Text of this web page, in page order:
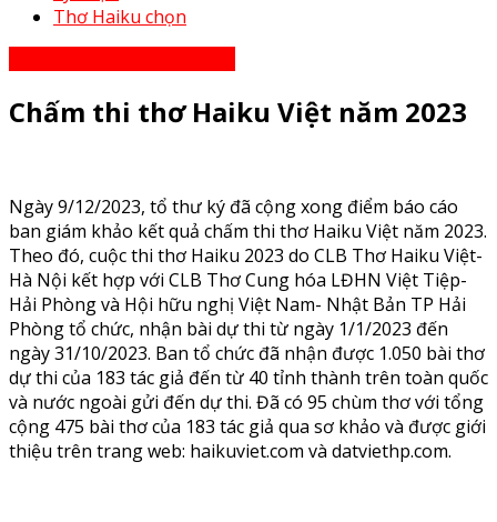
Thơ Haiku chọn
Chấm thi thơ Haiku Việt năm 2023
Ngày 9/12/2023, tổ thư ký đã cộng xong điểm báo cáo
ban giám khảo kết quả chấm thi thơ Haiku Việt năm 2023.
Theo đó, cuộc thi thơ Haiku 2023 do CLB Thơ Haiku Việt-
Hà Nội kết hợp với CLB Thơ Cung hóa LĐHN Việt Tiệp-
Hải Phòng và Hội hữu nghị Việt Nam- Nhật Bản TP Hải
Phòng tổ chức, nhận bài dự thi từ ngày 1/1/2023 đến
ngày 31/10/2023. Ban tổ chức đã nhận được 1.050 bài thơ
dự thi của 183 tác giả đến từ 40 tỉnh thành trên toàn quốc
và nước ngoài gửi đến dự thi. Đã có 95 chùm thơ với tổng
cộng 475 bài thơ của 183 tác giả qua sơ khảo và được giới
thiệu trên trang web: haikuviet.com và datviethp.com.